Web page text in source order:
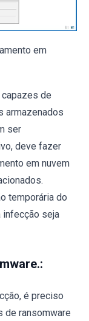
em
de
armazenados
ser
deve fazer
em nuvem
temporária do
infecção seja
é preciso
de ransomware